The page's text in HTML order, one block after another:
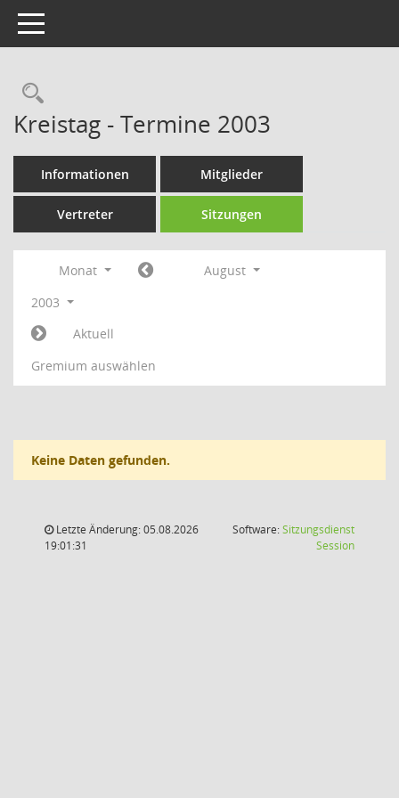
Toggle navigation
Rechercheauswahl
Kreistag - Termine 2003
Informationen Mitglieder
Vertreter Sitzungen
Monat
August
2003
Aktuell
Gremium auswählen
Keine Daten gefunden.
Letzte Änderung: 05.08.2026
19:01:31
Software:Sitzungsdienst
Session(Wird in